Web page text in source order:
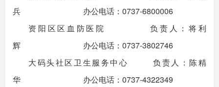
兵 办公电话：0737-6800006
资阳区区血防医院 负责人：将利
辉 办公电话：0737-3802746
大码头社区卫生服务中心 负责人：陈精
华 办公电话：0737-4322349